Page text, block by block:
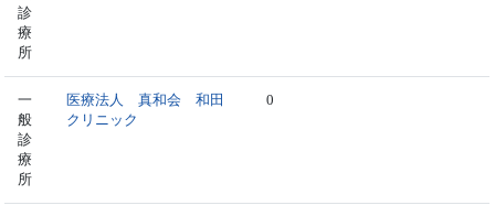
診
療
所
一
般
診
療
所
医療法人 真和会 和田
クリニック
0